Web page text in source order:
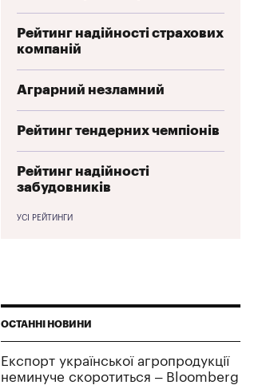
Рейтинг надійності страхових
компаній
Аграрний незламний
Рейтинг тендерних чемпіонів
Рейтинг надійності
забудовників
УСІ РЕЙТИНГИ
ОСТАННІ НОВИНИ
Експорт української агропродукції
неминуче скоротиться – Bloomberg